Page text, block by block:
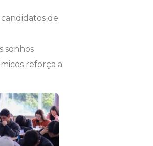
de
sonhos
reforça a